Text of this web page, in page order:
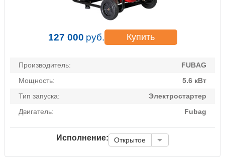
127 000 руб. Купить
Производитель:
FUBAG
Мощность:
5.6 кВт
Тип запуска:
Электростартер
Двигатель:
Fubag
Исполнение: Открытое